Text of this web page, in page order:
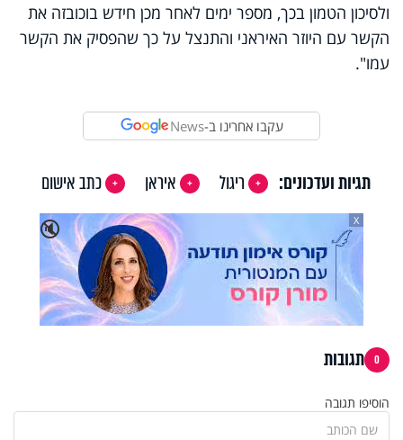
ולסיכון הטמון בכך, מספר ימים לאחר מכן חידש בוכובזה את
הקשר עם היוזר האיראני והתנצל על כך שהפסיק את הקשר
עמו".
עקבו אחרינו ב-News
תגיות ועדכונים: ריגול איראן
כתב אישום
🔇
X
0 תגובות
הוסיפו תגובה